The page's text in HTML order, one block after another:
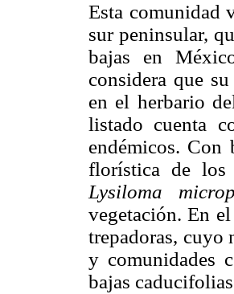
Esta comunidad
sur peninsular,
bajas en
considera que
en el herbario
listado cuenta
endémicos. Con
florística de los
Lysiloma
vegetación. En
trepadoras, cuyo
y comunidades
bajas